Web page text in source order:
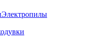
Электропилы